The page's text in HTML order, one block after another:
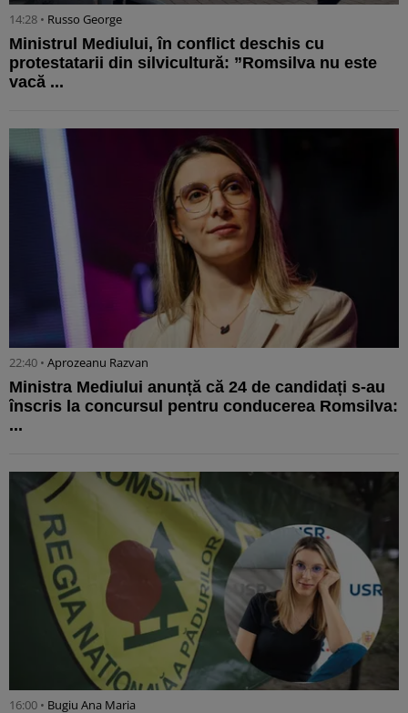
14:28 • Russo George
Ministrul Mediului, în conflict deschis cu
protestatarii din silvicultură: ”Romsilva nu este
vacă ...
22:40 • Aprozeanu Razvan
Ministra Mediului anunță că 24 de candidați s-au
înscris la concursul pentru conducerea Romsilva:
...
16:00 • Bugiu ⁠Ana Maria